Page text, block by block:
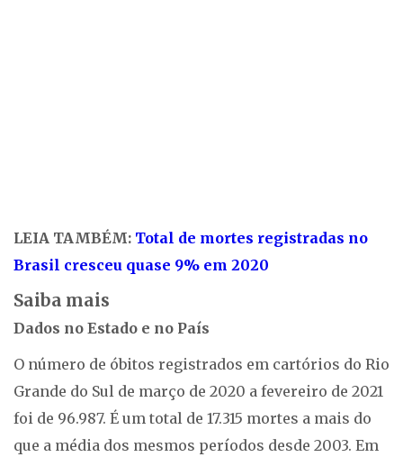
LEIA TAMBÉM: Total de mortes registradas no
Brasil cresceu quase 9% em 2020
Saiba mais
Dados no Estado e no País
O número de óbitos registrados em cartórios do Rio
Grande do Sul de março de 2020 a fevereiro de 2021
foi de 96.987. É um total de 17.315 mortes a mais do
que a média dos mesmos períodos desde 2003. Em